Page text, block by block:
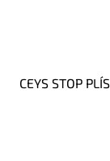
CEYS STOP